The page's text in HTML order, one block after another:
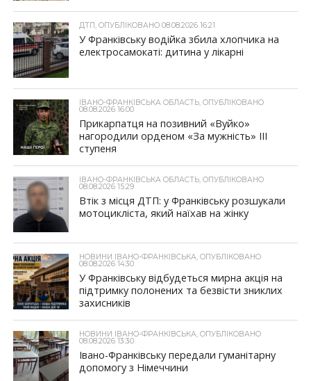
ДТП, ОПУБЛІКОВАНО 08.08.2026 16:21
У Франківську водійка збила хлопчика на
електросамокаті: дитина у лікарні
ІВАНО-ФРАНКІВСЬКА ОБЛАСТЬ, ОПУБЛІКОВАНО
08.08.2026 16:00
Прикарпатця на позивний «Вуйко»
нагородили орденом «За мужність» ІІІ
ступеня
ІВАНО-ФРАНКІВСЬКА ОБЛАСТЬ, ОПУБЛІКОВАНО
08.08.2026 15:29
Втік з місця ДТП: у Франківську розшукали
мотоцикліста, який наїхав на жінку
НОВИНИ ІВАНО-ФРАНКІВСЬКА, ОПУБЛІКОВАНО
08.08.2026 14:30
У Франківську відбудеться мирна акція на
підтримку полонених та безвісти зниклих
захисників
НОВИНИ ІВАНО-ФРАНКІВСЬКА, ОПУБЛІКОВАНО
08.08.2026 13:30
Івано-Франківську передали гуманітарну
допомогу з Німеччини